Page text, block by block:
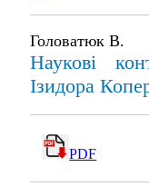
Головатюк В.
Наукові
Ізидора
PDF